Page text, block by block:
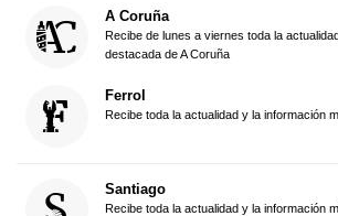
A Coruña
Recibe de lunes a viernes toda la
destacada de A Coruña
Ferrol
Recibe toda la actualidad y la información
Santiago
Recibe toda la actualidad y la información